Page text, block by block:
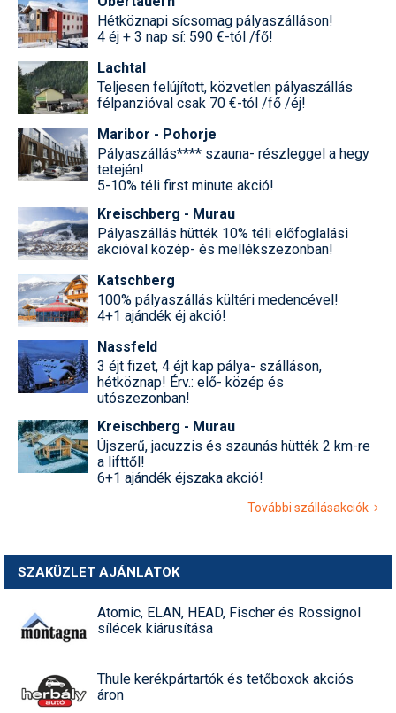
Hétköznapi sícsomag pályaszálláson!
4 éj + 3 nap sí: 590 €-tól /fő!
Lachtal
Teljesen felújított, közvetlen pályaszállás
félpanzióval csak 70 €-tól /fő /éj!
Maribor - Pohorje
Pályaszállás**** szauna- részleggel a hegy
tetején!
5-10% téli first minute akció!
Kreischberg - Murau
Pályaszállás hütték 10% téli előfoglalási
akcióval közép- és mellékszezonban!
Katschberg
100% pályaszállás kültéri medencével!
4+1 ajándék éj akció!
Nassfeld
3 éjt fizet, 4 éjt kap pálya- szálláson,
hétköznap! Érv.: elő- közép és
utószezonban!
Kreischberg - Murau
Újszerű, jacuzzis és szaunás hütték 2 km-re
a lifttől!
6+1 ajándék éjszaka akció!
További szállásakciók
SZAKÜZLET AJÁNLATOK
Atomic, ELAN, HEAD, Fischer és Rossignol
sílécek kiárusítása
Thule kerékpártartók és tetőboxok akciós
áron